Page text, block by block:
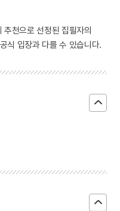
천으로 선정된 집필자의
식 입장과 다를 수 있습니다.